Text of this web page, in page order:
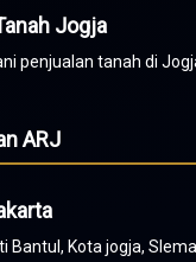
Jogja
penjualan tanah di
ARJ
Bantul, Kota jogja,